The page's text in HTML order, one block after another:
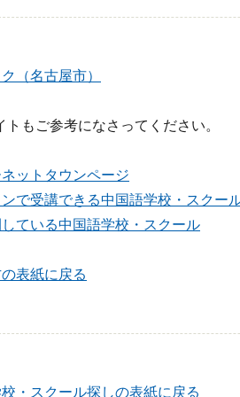
（名古屋市）
トもご参考になさってください。
ットタウンページ
で受講できる中国語学校・スクー
ている中国語学校・スクール
表紙に戻る
・スクール探しの表紙に戻る